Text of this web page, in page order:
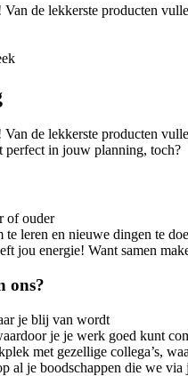
de lekkerste producten
de lekkerste producten
perfect in jouw planning, toch?
of ouder
te leren en nieuwe dingen te
jou energie! Want samen
ons?
je blij van wordt
je je werk goed kunt
met gezellige collega’s,
al je boodschappen die we